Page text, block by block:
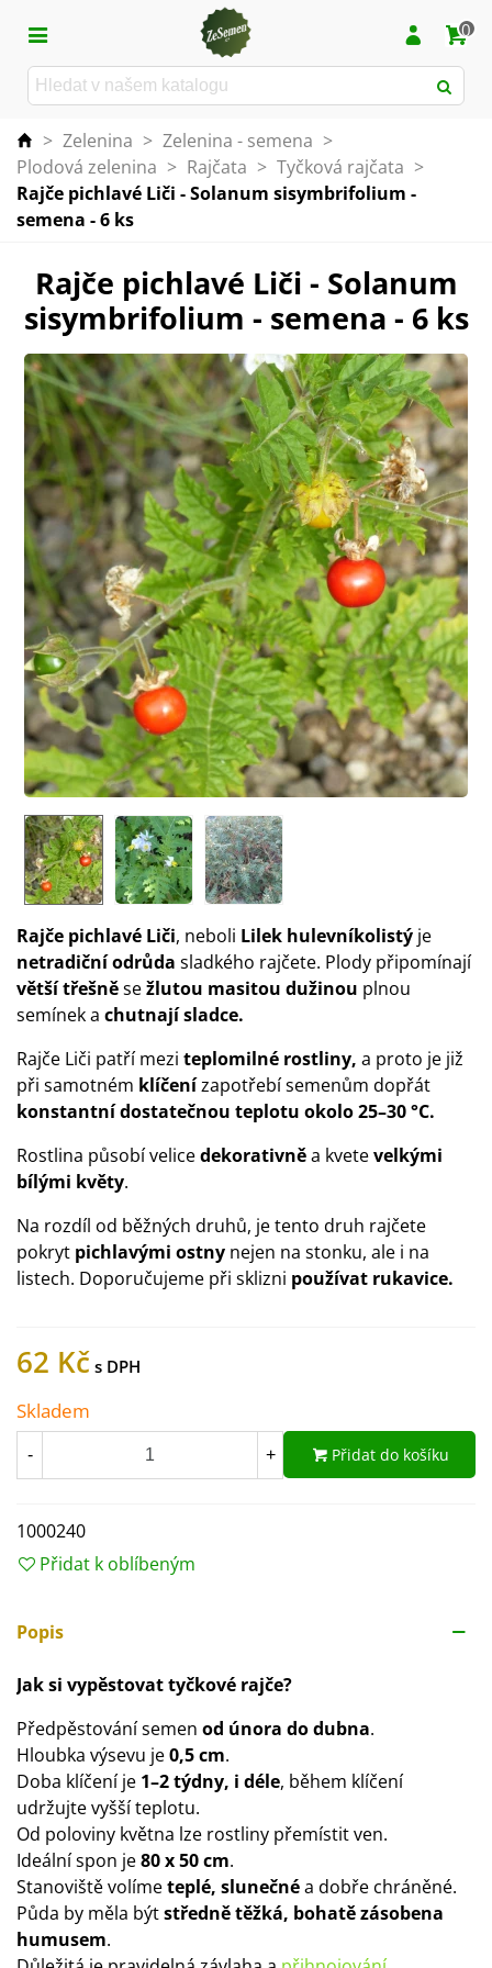
0
> Zelenina > Zelenina - semena >
Plodová zelenina > Rajčata > Tyčková rajčata >
Rajče pichlavé Liči - Solanum sisymbrifolium -
semena - 6 ks
Rajče pichlavé Liči - Solanum
sisymbrifolium - semena - 6 ks
Rajče pichlavé Liči, neboli Lilek hulevníkolistý je
netradiční odrůda sladkého rajčete. Plody připomínají
větší třešněsežlutou masitou dužinou plnou
semínek a chutnají sladce.
Rajče Liči patří mezi teplomilné rostliny, a proto je již
při samotném klíčenízapotřebí semenům dopřát
konstantní dostatečnou teplotu okolo25–30 °C.
Rostlina působí velicedekorativněa kvetevelkými
bílými květy.
Na rozdíl od běžných druhů, je tento druh rajčete
pokryt pichlavými ostny nejen na stonku, ale i na
listech. Doporučujeme při sklizni používat rukavice.
62 Kč
Skladem
- + Přidat do košíku
1000240
Přidat k oblíbeným
Popis
Jak si vypěstovat tyčkové rajče?
Předpěstování semen od února do dubna.
Hloubka výsevu je0,5 cm.
Doba klíčení je 1–2 týdny, i déle, během klíčení
udržujte vyšší teplotu.
Od poloviny května lze rostliny přemístit ven.
Ideální spon je80 x 50 cm.
Stanoviště volímeteplé, slunečnéa dobře chráněné.
Půda by měla býtstředně těžká, bohatě zásobena
humusem.